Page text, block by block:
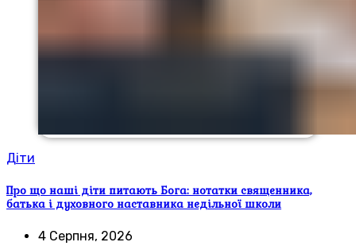
Діти
Про що наші діти питають Бога: нотатки священника,
батька і духовного наставника недільної школи
4 Серпня, 2026